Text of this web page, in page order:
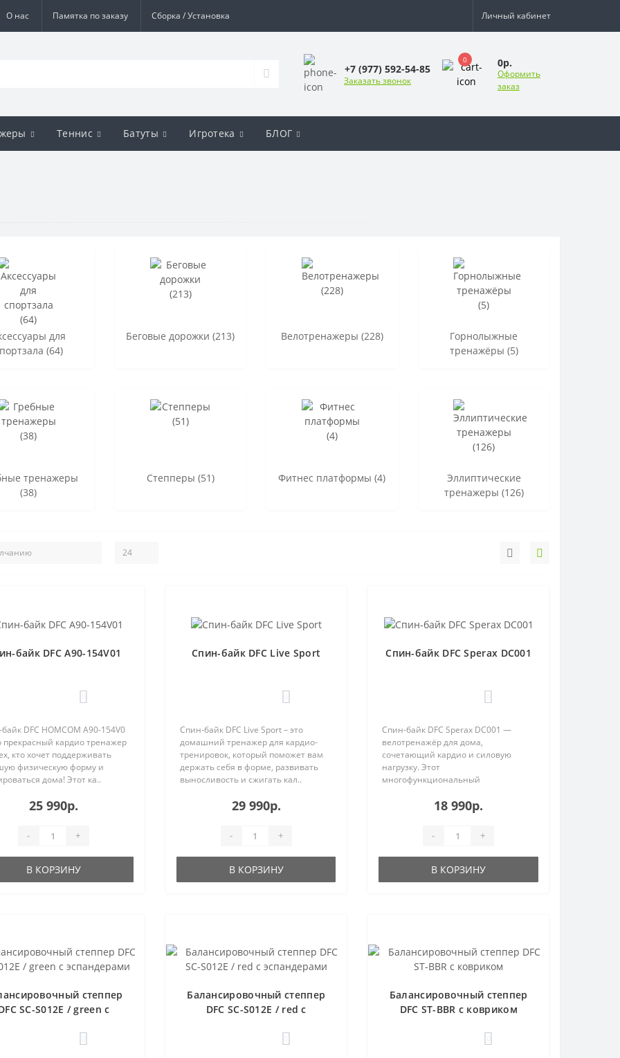
О нас Памятка по заказу Сборка / Установка Личный кабинет
+7 (977) 592-54-85
Заказать звонок
0 0р.
Оформить
заказ
Теннис Батуты Игротека БЛОГ
для
(64)
Беговые дорожки (213) Велотренажеры (228)
Горнолыжные
тренажёры (5)
тренажеры
(38)
Степперы (51) Фитнес платформы (4)
Эллиптические
тренажеры (126)
байк DFC A90-154V01
DFC HOMCOM A90-154V0
прекрасный кардио тренажер
кто хочет поддерживать
физическую форму и
дома! Этот ка..
25 990р.
- +
В КОРЗИНУ
Cпин-байк DFC Live Sport
Спин-байк DFC Live Sport – это
домашний тренажер для кардио-
тренировок, который поможет вам
держать себя в форме, развивать
выносливость и сжигать кал..
29 990р.
- +
В КОРЗИНУ
Cпин-байк DFC Sperax DC001
Спин-байк DFC Sperax DC001 —
велотренажёр для дома,
сочетающий кардио и силовую
нагрузку. Этот
многофункциональный
18 990р.
- +
В КОРЗИНУ
степпер
SC-S012E / green с
Балансировочный степпер
DFC SC-S012E / red с
Балансировочный степпер
DFC ST-BBR с ковриком